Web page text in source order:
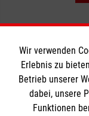
Wir verwenden
Erlebnis zu
Betrieb unserer
dabei, unsere
Funktionen